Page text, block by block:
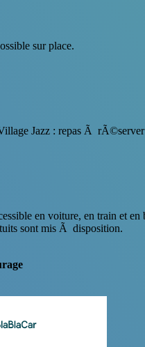
sur place.
Jazz : repas Ã
en voiture, en train et en
sont mis Ã disposition.